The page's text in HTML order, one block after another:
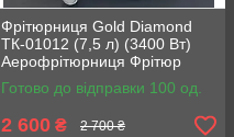
Фрітюрниця Gold Diamond
ТК-01012 (7,5 л) (3400 Вт)
Аерофрітюрниця Фрітюр
Готово до відправки 100 од.
2 600 ₴ 2 700 ₴